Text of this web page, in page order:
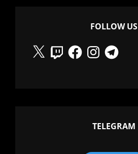
FOLLOW US
X
TwitchFacebookInstagramTelegram
TELEGRAM